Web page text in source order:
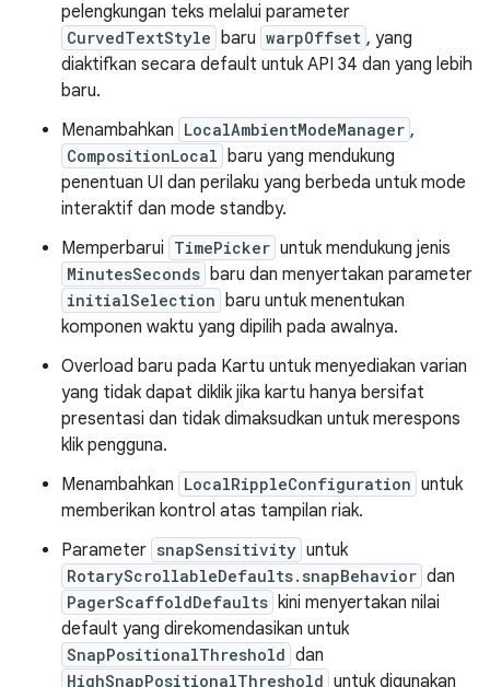
pelengkungan teks melalui parameter
CurvedTextStyle baru warpOffset , yang
diaktifkan secara default untuk API 34 dan yang lebih
baru.
Menambahkan LocalAmbientModeManager ,
CompositionLocal baru yang mendukung
penentuan UI dan perilaku yang berbeda untuk mode
interaktif dan mode standby.
Memperbarui TimePicker untuk mendukung jenis
MinutesSeconds baru dan menyertakan parameter
initialSelection baru untuk menentukan
komponen waktu yang dipilih pada awalnya.
Overload baru pada Kartu untuk menyediakan varian
yang tidak dapat diklik jika kartu hanya bersifat
presentasi dan tidak dimaksudkan untuk merespons
klik pengguna.
Menambahkan LocalRippleConfiguration untuk
memberikan kontrol atas tampilan riak.
Parameter snapSensitivity untuk
RotaryScrollableDefaults.snapBehavior dan
PagerScaffoldDefaults kini menyertakan nilai
default yang direkomendasikan untuk
SnapPositionalThreshold dan
HighSnapPositionalThreshold untuk digunakan